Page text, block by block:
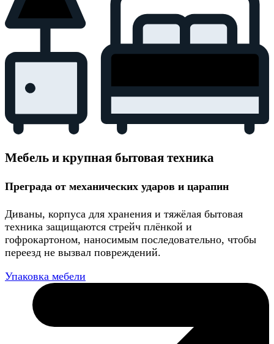
Мебель и крупная бытовая техника
Преграда от механических ударов и царапин
Диваны, корпуса для хранения и тяжёлая бытовая
техника защищаются стрейч плёнкой и
гофрокартоном, наносимым последовательно, чтобы
переезд не вызвал повреждений.
Упаковка мебели